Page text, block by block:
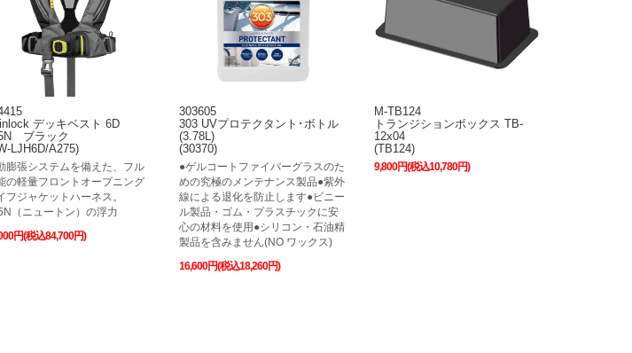
デッキベスト 6D
ブラック
LJH6D/A275)
膨張システムを備えた、フル
の軽量フロントオープニング
フジャケットハーネス。
（ニュートン）の浮力
円(税込84,700円)
303605
303 UVプロテクタント･ボトル
(3.78L)
(30370)
●ゲルコートファイバーグラスのた
めの究極のメンテナンス製品●紫外
線による退化を防止します●ビニー
ル製品・ゴム・プラスチックに安
心の材料を使用●シリコン・石油精
製品を含みません(NO ワックス)
16,600円(税込18,260円)
M-TB124
トランジションボックス TB-
12x04
(TB124)
9,800円(税込10,780円)